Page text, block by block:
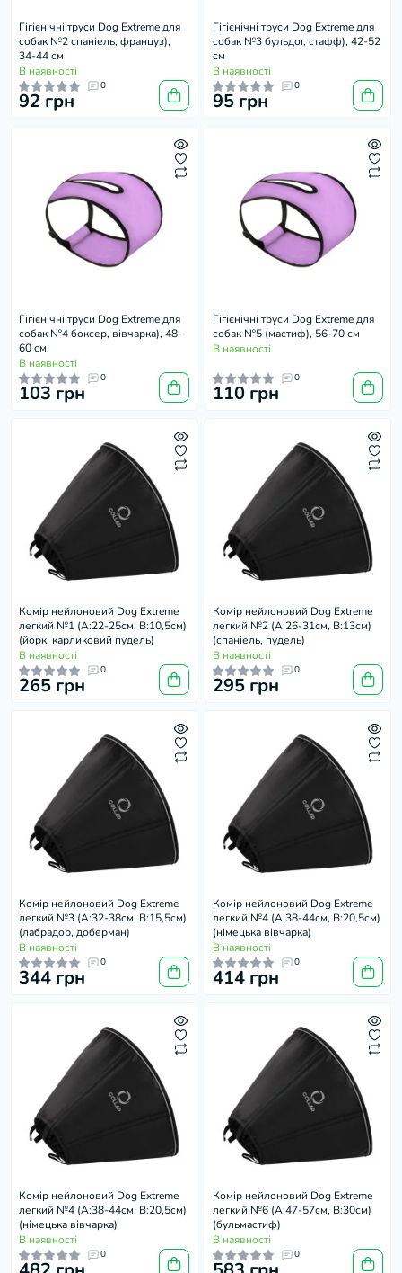
Гігієнічні труси Dog Extreme для
собак №2 спаніель, француз),
34-44 см
В наявності
0
92 грн
Гігієнічні труси Dog Extreme для
собак №3 бульдог, стафф), 42-52
см
В наявності
0
95 грн
Гігієнічні труси Dog Extreme для
собак №4 боксер, вівчарка), 48-
60 см
В наявності
0
103 грн
Гігієнічні труси Dog Extreme для
собак №5 (мастиф), 56-70 см
В наявності
0
110 грн
Комір нейлоновий Dog Extremе
легкий №1 (А:22-25см, В:10,5см)
(йорк, карликовий пудель)
В наявності
0
265 грн
Комір нейлоновий Dog Extremе
легкий №2 (А:26-31см, В:13см)
(спаніель, пудель)
В наявності
0
295 грн
Комір нейлоновий Dog Extremе
легкий №3 (А:32-38см, В:15,5см)
(лабрадор, доберман)
В наявності
0
344 грн
Комір нейлоновий Dog Extremе
легкий №4 (А:38-44см, В:20,5см)
(німецька вівчарка)
В наявності
0
414 грн
Комір нейлоновий Dog Extremе
легкий №4 (А:38-44см, В:20,5см)
(німецька вівчарка)
В наявності
0
Комір нейлоновий Dog Extremе
легкий №6 (А:47-57см, В:30см)
(бульмастиф)
В наявності
0